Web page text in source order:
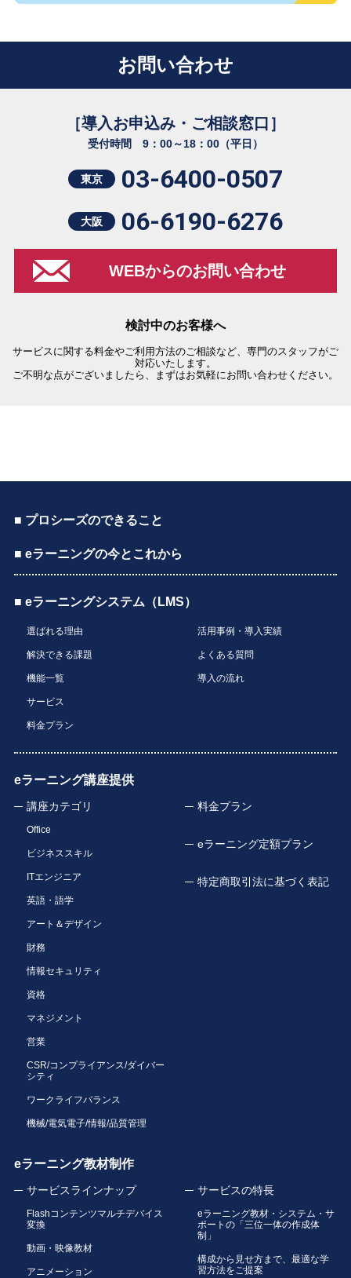
お問い合わせ
［導入お申込み・ご相談窓口］
受付時間 9：00～18：00（平日）
東京 03-6400-0507
大阪 06-6190-6276
WEBからのお問い合わせ
検討中のお客様へ
サービスに関する料金やご利用方法のご相談など、専門のスタッフがご
対応いたします。
ご不明な点がございましたら、まずはお気軽にお問い合わせください。
■ プロシーズのできること
■ eラーニングの今とこれから
■ eラーニングシステム（LMS）
選ばれる理由
解決できる課題
機能一覧
サービス
料金プラン
活用事例・導入実績
よくある質問
導入の流れ
eラーニング講座提供
講座カテゴリ
Office
ビジネススキル
ITエンジニア
英語・語学
アート＆デザイン
財務
情報セキュリティ
資格
マネジメント
営業
CSR/コンプライアンス/ダイバー
シティ
ワークライフバランス
機械/電気電子/情報/品質管理
料金プラン
eラーニング定額プラン
特定商取引法に基づく表記
eラーニング教材制作
サービスラインナップ
Flashコンテンツマルチデバイス
変換
動画・映像教材
アニメーション
サービスの特長
eラーニング教材・システム・サ
ポートの「三位一体の作成体
制」
構成から見せ方まで、最適な学
習方法をご提案